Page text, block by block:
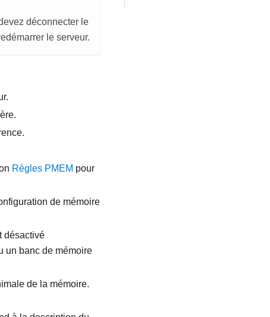
déconnecter le
le serveur.
Règles PMEM pour
de mémoire
désactivé
un banc de mémoire
de la mémoire.